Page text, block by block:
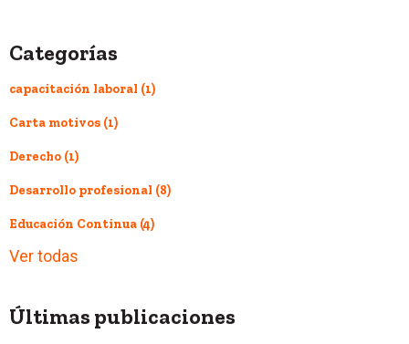
Categorías
capacitación laboral (1)
Carta motivos (1)
Derecho (1)
Desarrollo profesional (8)
Educación Continua (4)
Ver todas
Últimas publicaciones